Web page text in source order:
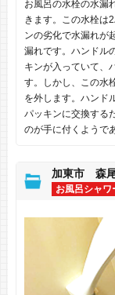
お風呂の水栓の水漏
きます。この水栓は
ンの劣化で水漏れが
漏れです。ハンドル
キンが入っていて、
す。しかし、この水
を外します。ハンド
パッキンに交換する
のが手に付くようで
加東市 森
お風呂シャワ